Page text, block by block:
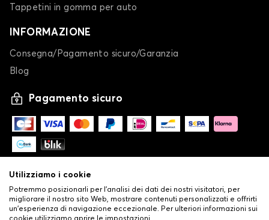
Calze da neve per PEUGEOT 307
Tappetini in gomma per auto
INFORMAZIONE
Consegna/Pagamento sicuro/Garanzia
Blog
Pagamento sicuro
Utilizziamo i cookie
Potremmo posizionarli per l'analisi dei dati dei nostri visitatori, per
migliorare il nostro sito Web, mostrare contenuti personalizzati e offrirti
un'esperienza di navigazione eccezionale. Per ulteriori informazioni sui